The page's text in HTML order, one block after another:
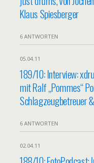
Klaus Spiesberger
6 ANTWORTEN
05.04.11
189/10: Interview:
mit Ralf „Pommes“
Schlagzeugbetreuer
6 ANTWORTEN
02.04.11